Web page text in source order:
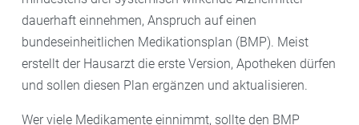
dauerhaft einnehmen, Anspruch auf einen
bundeseinheitlichen Medikationsplan (BMP). Meist
erstellt der Hausarzt die erste Version, Apotheken dürfen
und sollen diesen Plan ergänzen und aktualisieren.
Wer viele Medikamente einnimmt, sollte den BMP